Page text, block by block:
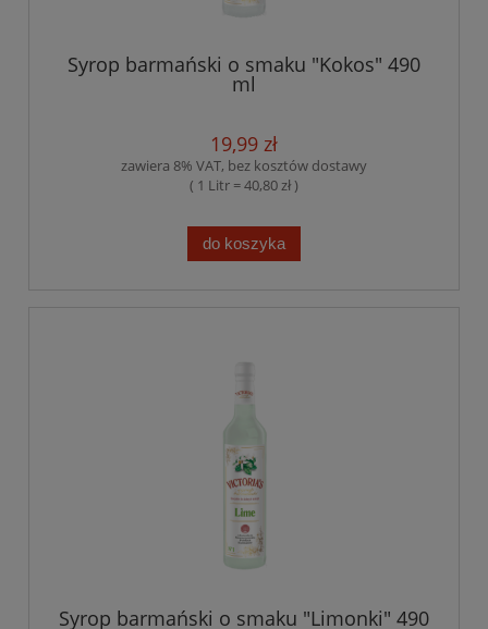
Syrop barmański o smaku "Kokos" 490
ml
19,99 zł
zawiera 8% VAT, bez kosztów dostawy
( 1 Litr = 40,80 zł )
do koszyka
Syrop barmański o smaku "Limonki" 490